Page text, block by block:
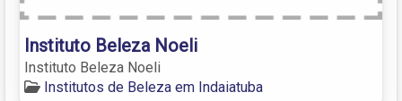
Instituto Beleza Noeli
Instituto Beleza Noeli
Institutos de Beleza em Indaiatuba